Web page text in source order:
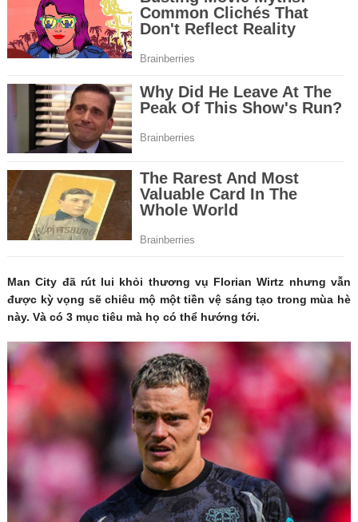
Man City đã rút lui khỏi thương vụ Florian Wirtz nhưng vẫn
được kỳ vọng sẽ chiêu mộ một tiền vệ sáng tạo trong mùa hè
này. Và có 3 mục tiêu mà họ có thể hướng tới.